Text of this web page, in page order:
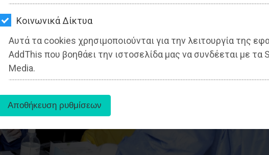
Kοινωνικά Δίκτυα
Αυτά τα cookies χρησιμοποιούνται για την λειτουργία της
AddThis που βοηθάει την ιστοσελίδα μας να συνδέεται με τα
Media.